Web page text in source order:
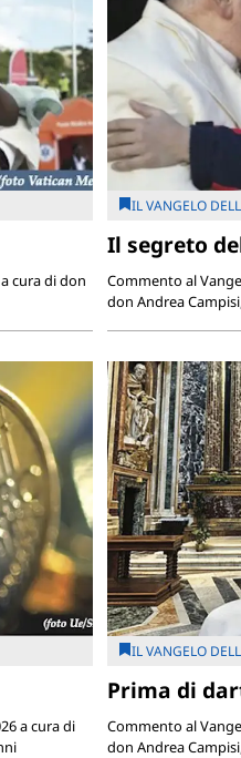
cura di don
IL VANGELO
Il segreto
Commento al
don Andrea
a cura di
IL VANGELO
Prima di
Commento al
don Andrea